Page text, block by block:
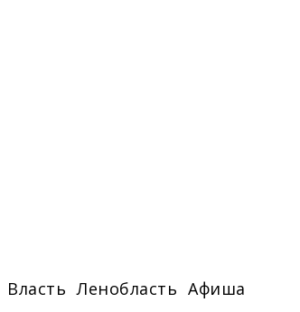
Власть Ленобласть Афиша